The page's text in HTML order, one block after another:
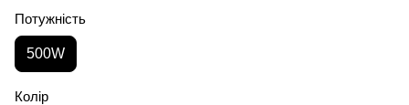
Потужність
500W
Колір